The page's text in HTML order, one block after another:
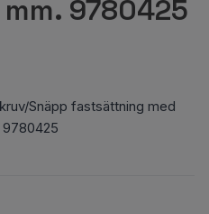
9780425
Snäpp fastsättning med
9780425